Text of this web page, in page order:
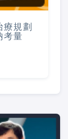
規劃
考量